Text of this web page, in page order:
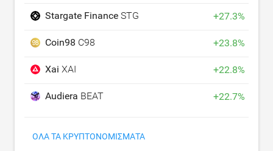
Stargate Finance STG +27.3%
Coin98 C98 +23.8%
Xai XAI +22.8%
Audiera BEAT +22.7%
ΌΛΑ ΤΑ ΚΡΥΠΤΟΝΟΜΊΣΜΑΤΑ